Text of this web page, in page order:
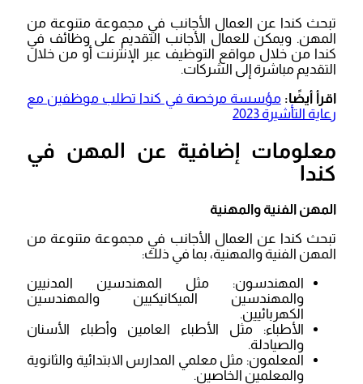
تبحث كندا عن العمال الأجانب في مجموعة متنوعة من
المهن. ويمكن للعمال الأجانب التقديم على وظائف في
كندا من خلال مواقع التوظيف عبر الإنترنت أو من خلال
التقديم مباشرة إلى الشركات.
اقرأ أيضًا: مؤسسة مرخصة في كندا تطلب موظفين مع
رعاية التأشيرة 2023
معلومات إضافية عن المهن في
كندا
المهن الفنية والمهنية
تبحث كندا عن العمال الأجانب في مجموعة متنوعة من
المهن الفنية والمهنية، بما في ذلك:
المهندسون: مثل المهندسين المدنيين
والمهندسين الميكانيكيين والمهندسين
الكهربائيين.
الأطباء: مثل الأطباء العامين وأطباء الأسنان
والصيادلة.
المعلمون: مثل معلمي المدارس الابتدائية والثانوية
والمعلمين الخاصين.